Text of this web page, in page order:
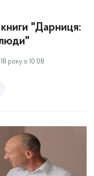
книги "Дарниця:
року о 10:08